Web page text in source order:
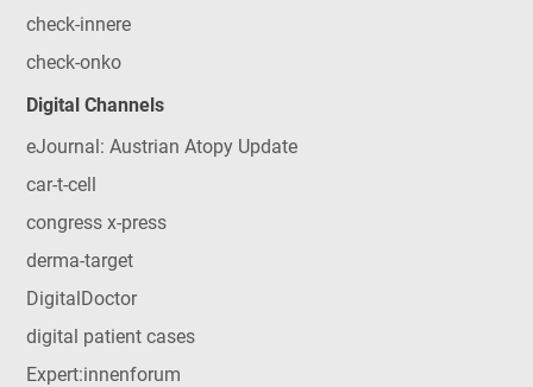
check-innere
check-onko
Digital Channels
eJournal: Austrian Atopy Update
car-t-cell
congress x-press
derma-target
DigitalDoctor
digital patient cases
Expert:innenforum